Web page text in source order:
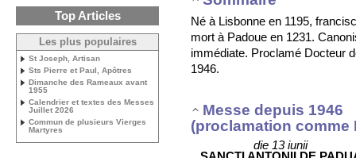
Né à Lisbonne en 1195,
mort à Padoue en 1231.
immédiate. Proclamé Docteur
1946.
Messe depuis 1946
(proclamation comme
die 13 iunii
Top Articles
Les plus populaires
St Joseph, Artisan
Sts Pierre et Paul, Apôtres
Dimanche des Rameaux avant
1955
Calendrier et textes des Messes
Juillet 2026
Commun de plusieurs Vierges
Martyres